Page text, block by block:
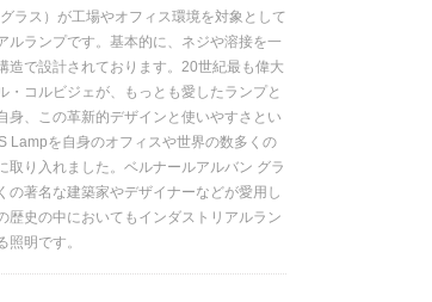
ラス）が工場やオフィス環境を対象として
ルランプです。基本的に、ネジや溶接を一
造で設計されております。20世紀最も偉大
・コルビジェが、もっとも愛したランプと
身、この革新的デザインと使いやすさとい
Lampを自身のオフィスや世界の数多くの
取り入れました。ベルナールアルバン グラ
の著名な建築家やデザイナーなどが愛用し
歴史の中においてもインダストリアルラン
明です。